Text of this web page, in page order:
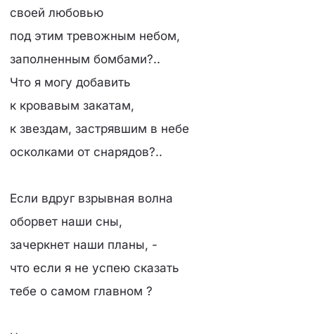
своей любовью
под этим тревожным небом,
заполненным бомбами?..
Что я могу добавить
к кровавым закатам,
к звездам, застрявшим в небе
осколками от снарядов?..
Если вдруг взрывная волна
оборвет наши сны,
зачеркнет наши планы, -
что если я не успею сказать
тебе о самом главном ?